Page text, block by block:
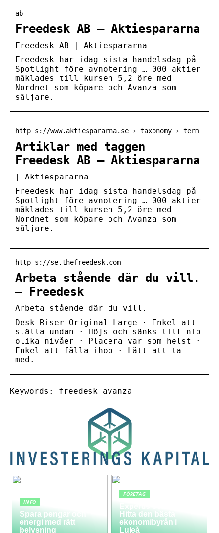
ab
Freedesk AB – Aktiespararna
Freedesk AB | Aktiespararna
Freedesk har idag sista handelsdag på
Spotlight före avnotering … 000 aktier
mäklades till kursen 5,2 öre med
Nordnet som köpare och Avanza som
säljare.
http s://www.aktiespararna.se › taxonomy › term
Artiklar med taggen
Freedesk AB – Aktiespararna
| Aktiespararna
Freedesk har idag sista handelsdag på
Spotlight före avnotering … 000 aktier
mäklades till kursen 5,2 öre med
Nordnet som köpare och Avanza som
säljare.
http s://se.thefreedesk.com
Arbeta stående där du vill.
– Freedesk
Arbeta stående där du vill.
Desk Riser Original Large · Enkel att
ställa undan · Höjs och sänks till nio
olika nivåer · Placera var som helst ·
Enkel att fälla ihop · Lätt att ta
med.
Keywords: freedesk avanza
INFO
Spara pengar och
energi med rätt
belysning
FÖRETAG
Expertis och service:
Hitta den bästa
ekonomibyrån i
Luleå